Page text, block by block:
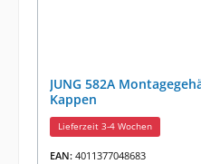
JUNG 582A
Kappen
Lieferzeit 3-4 Wochen
EAN: 4011377048683